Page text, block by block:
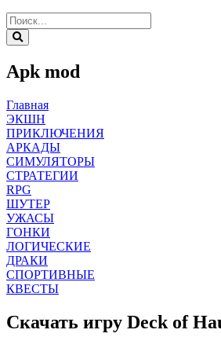
Apk mod
Главная
ЭКШН
ПРИКЛЮЧЕНИЯ
АРКАДЫ
СИМУЛЯТОРЫ
СТРАТЕГИИ
RPG
ШУТЕР
УЖАСЫ
ГОНКИ
ЛОГИЧЕСКИЕ
ДРАКИ
СПОРТИВНЫЕ
КВЕСТЫ
Скачать игру Deck of